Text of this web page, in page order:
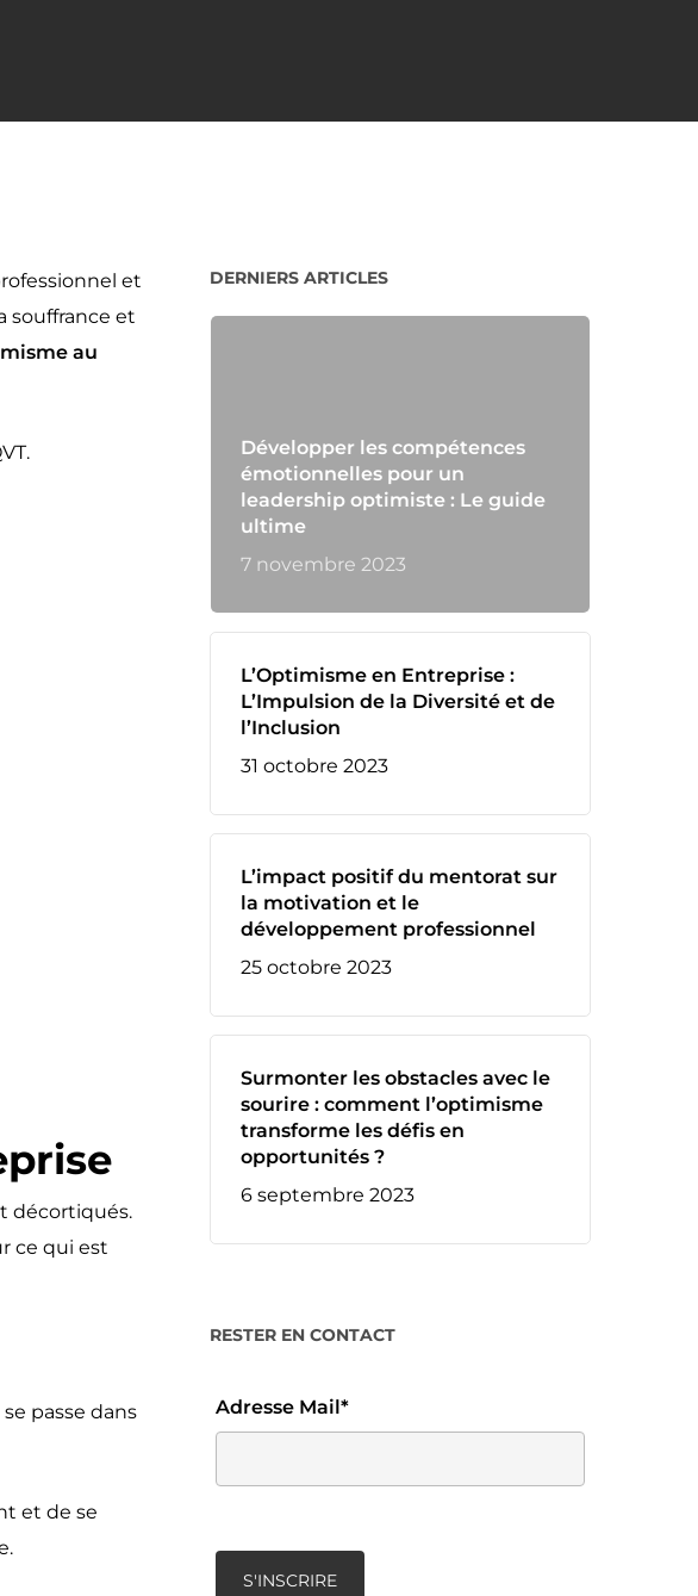
et
souffrance et
au
décortiqués.
ce qui est
passe dans
et de se
DERNIERS ARTICLES
Développer les compétences
émotionnelles pour un
leadership optimiste : Le guide
ultime
7 novembre 2023
L’Optimisme en Entreprise :
L’Impulsion de la Diversité et de
l’Inclusion
31 octobre 2023
L’impact positif du mentorat sur
la motivation et le
développement professionnel
25 octobre 2023
Surmonter les obstacles avec le
sourire : comment l’optimisme
transforme les défis en
opportunités ?
6 septembre 2023
RESTER EN CONTACT
Adresse Mail*